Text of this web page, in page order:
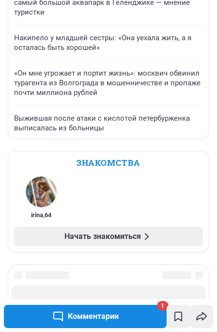
Комментарии
1
самый большой аквапарк в Геленджике — мнение
туристки
Накипело у младшей сестры: «Она уехала жить, а я
осталась быть хорошей»
«Он мне угрожает и портит жизнь»: москвич обвинил
турагента из Волгограда в мошенничестве и пропаже
почти миллиона рублей
Выжившая после атаки с кислотой петербурженка
выписалась из больницы
ЗНАКОМСТВА
irina,64
Начать знакомиться